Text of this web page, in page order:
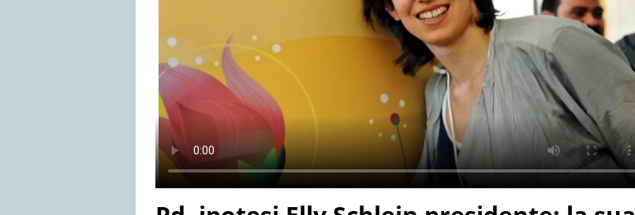
METEO
TERREMOTI
E VULCANI
STORIE